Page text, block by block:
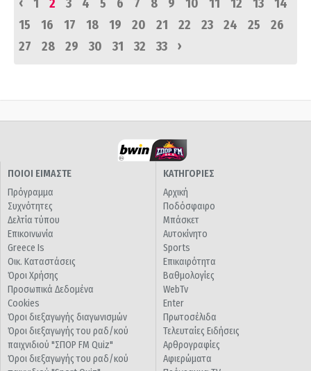
1 2 3 4 5 6 7 8 9 10 11 12 13
14
15
16 17 18 19 20 21 22 23 24 25
26
27
28 29 30 31 32 33 ›
ΠΟΙΟΙ ΕΙΜΑΣΤΕ
Πρόγραμμα
Συχνότητες
Δελτία τύπου
Επικοινωνία
Greece Is
Οικ. Καταστάσεις
Όροι Χρήσης
Προσωπικά Δεδομένα
Cookies
Όροι διεξαγωγής διαγωνισμών
Όροι διεξαγωγής του ραδ/κού
παιχνιδιού "ΣΠΟΡ FM Quiz"
Όροι διεξαγωγής του ραδ/κού
ΚΑΤΗΓΟΡΙΕΣ
Αρχική
Ποδόσφαιρο
Μπάσκετ
Αυτοκίνητο
Sports
Επικαιρότητα
Βαθμολογίες
WebTv
Enter
Πρωτοσέλιδα
Τελευταίες Ειδήσεις
Αρθρογραφίες
Αφιερώματα